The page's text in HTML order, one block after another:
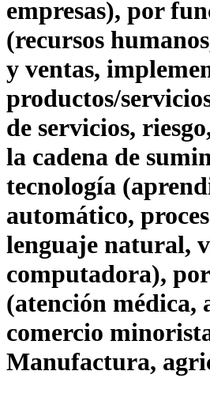
empresas), por
(recursos
y ventas,
productos/
de servicios,
la cadena de
tecnología
automático,
lenguaje natural,
computadora),
(atención médica,
comercio
Manufactura,